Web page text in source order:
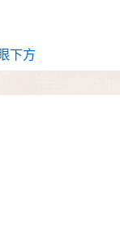
下方